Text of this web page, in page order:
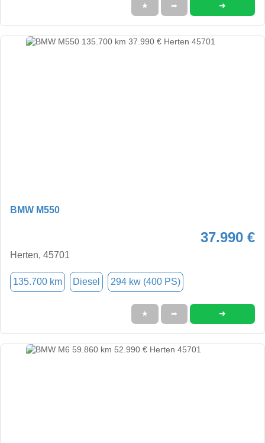
★ ➦ ➜
BMW M550
37.990 €
Herten, 45701
135.700 km Diesel 294 kw (400 PS)
★ ➦ ➜